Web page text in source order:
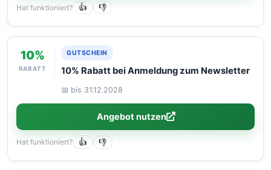
Hat funktioniert? 👍 👎
10%
RABATT
GUTSCHEIN
10% Rabatt bei Anmeldung zum Newsletter
📅 bis 31.12.2028
Angebot nutzen
Hat funktioniert? 👍 👎